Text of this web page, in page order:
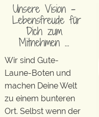
Unsere Vision –
Lebensfreude für
Dich zum
Mitnehmen …
Wir sind Gute-
Laune-Boten und
machen Deine Welt
zu einem bunteren
Ort. Selbst wenn der